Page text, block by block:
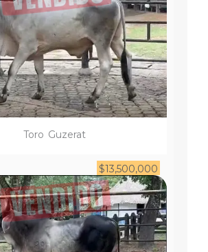
Toro Guzerat
$13,500,000